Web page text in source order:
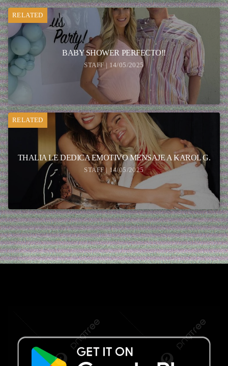
RELATED
BABY SHOWER PERFECTO!!
STAFF | 14/05/2025
RELATED
THALIA LE DEDICA EMOTIVO MENSAJE A KAROL G.
STAFF | 14/05/2025